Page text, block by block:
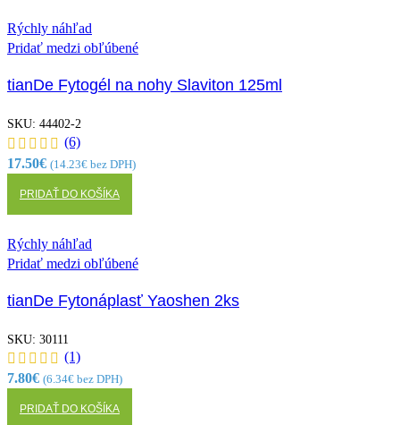
Rýchly náhľad
Pridať medzi obľúbené
tianDe Fytogél na nohy Slaviton 125ml
SKU: 44402-2
(6)
17.50€ (14.23€ bez DPH)
PRIDAŤ DO KOŠÍKA
Rýchly náhľad
Pridať medzi obľúbené
tianDe Fytonáplasť Yaoshen 2ks
SKU: 30111
(1)
7.80€ (6.34€ bez DPH)
PRIDAŤ DO KOŠÍKA